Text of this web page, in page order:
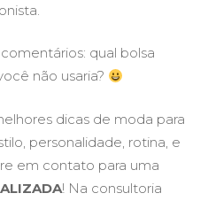
qual bolsa
não usaria?
dicas de moda para
personalidade, rotina, e
em contato para uma
! Na consultoria